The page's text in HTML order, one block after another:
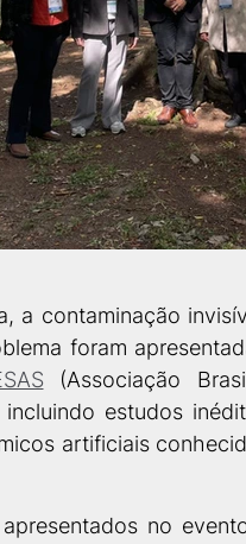
a contaminação
foram
(Associação
incluindo estudos
artificiais
no